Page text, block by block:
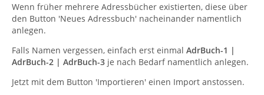
Wenn früher mehrere Adressbücher existierten, diese über
den Button 'Neues Adressbuch' nacheinander namentlich
anlegen.
Falls Namen vergessen, einfach erst einmal AdrBuch-1 |
AdrBuch-2 | AdrBuch-3 je nach Bedarf namentlich anlegen.
Jetzt mit dem Button 'Importieren' einen Import anstossen.